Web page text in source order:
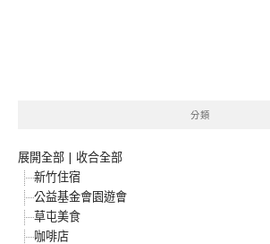
分類
展開全部 | 收合全部
新竹住宿
公益基金會園遊會
草屯美食
咖啡店